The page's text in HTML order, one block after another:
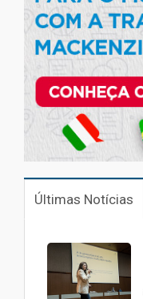
Últimas Notícias